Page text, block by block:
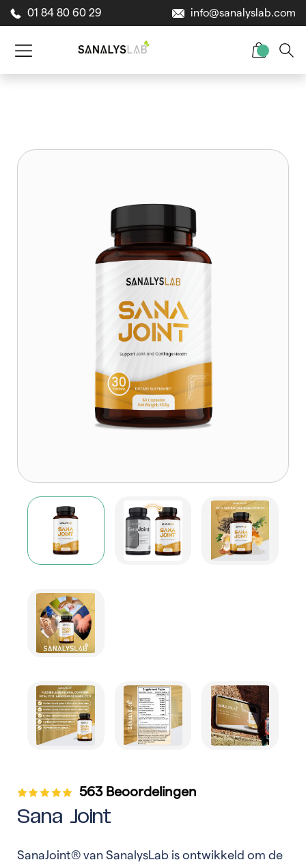
01 84 80 60 29 info@sanalyslab.com
563 Beoordelingen
Sana Joint
SanaJoint® van SanalysLab is ontwikkeld om de